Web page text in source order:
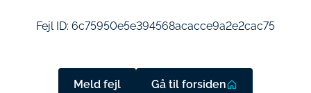
Fejl ID: 6c75950e5e394568acacce9a2e2cac75
Meld fejl Gå til forsiden